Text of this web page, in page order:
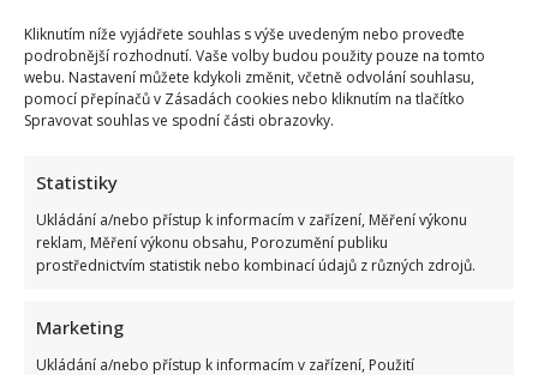
Kliknutím níže vyjádřete souhlas s výše uvedeným nebo proveďte
podrobnější rozhodnutí. Vaše volby budou použity pouze na tomto
webu. Nastavení můžete kdykoli změnit, včetně odvolání souhlasu,
pomocí přepínačů v Zásadách cookies nebo kliknutím na tlačítko
Spravovat souhlas ve spodní části obrazovky.
Statistiky
Ukládání a/nebo přístup k informacím v zařízení, Měření výkonu
reklam, Měření výkonu obsahu, Porozumění publiku
prostřednictvím statistik nebo kombinací údajů z různých zdrojů.
Marketing
Ukládání a/nebo přístup k informacím v zařízení, Použití
kritika moderátorky rozdělila společnost